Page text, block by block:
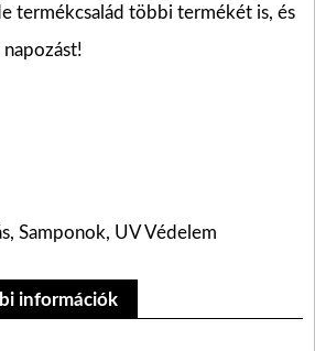
termékcsalád többi termékét is, és
, Samponok, UV Védelem
információk